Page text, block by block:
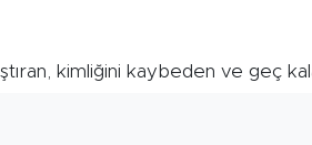
kimliğini kaybeden ve geç